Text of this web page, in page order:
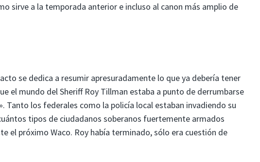
sirve a la temporada anterior e incluso al canon más amplio de
se dedica a resumir apresuradamente lo que ya debería tener
el mundo del Sheriff Roy Tillman estaba a punto de derrumbarse
Tanto los federales como la policía local estaban invadiendo su
tipos de ciudadanos soberanos fuertemente armados
el próximo Waco. Roy había terminado, sólo era cuestión de